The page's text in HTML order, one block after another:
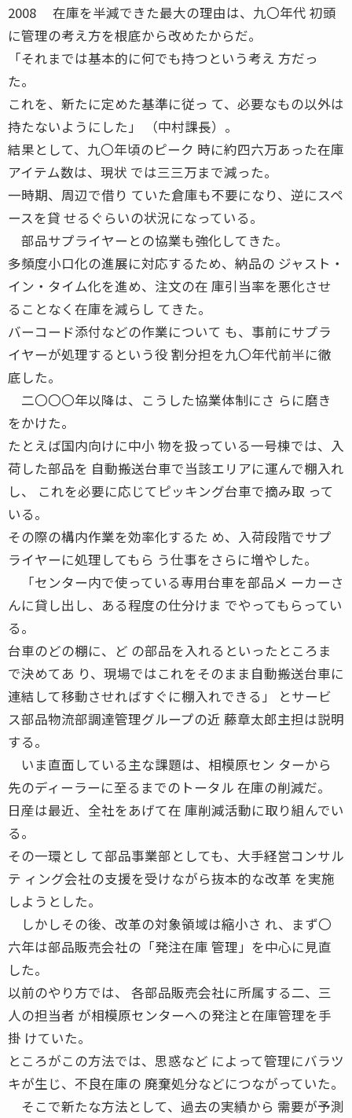
2008 在庫を半減できた最大の理由は、九〇年代 初頭
に管理の考え方を根底から改めたからだ。
「それまでは基本的に何でも持つという考え 方だっ
た。
これを、新たに定めた基準に従っ て、必要なもの以外は
持たないようにした」 （中村課長）。
結果として、九〇年頃のピーク 時に約四六万あった在庫
アイテム数は、現状 では三三万まで減った。
一時期、周辺で借り ていた倉庫も不要になり、逆にスペ
ースを貸 せるぐらいの状況になっている。
部品サプライヤーとの協業も強化してきた。
多頻度小口化の進展に対応するため、納品の ジャスト・
イン・タイム化を進め、注文の在 庫引当率を悪化させ
ることなく在庫を減らし てきた。
バーコード添付などの作業について も、事前にサプラ
イヤーが処理するという役 割分担を九〇年代前半に徹
底した。
二〇〇〇年以降は、こうした協業体制にさ らに磨き
をかけた。
たとえば国内向けに中小 物を扱っている一号棟では、入
荷した部品を 自動搬送台車で当該エリアに運んで棚入れ
し、 これを必要に応じてピッキング台車で摘み取 って
いる。
その際の構内作業を効率化するた め、入荷段階でサプ
ライヤーに処理してもら う仕事をさらに増やした。
「センター内で使っている専用台車を部品メ ーカーさ
んに貸し出し、ある程度の仕分けま でやってもらってい
る。
台車のどの棚に、ど の部品を入れるといったところま
で決めてあ り、現場ではこれをそのまま自動搬送台車に
連結して移動させればすぐに棚入れできる」 とサービ
ス部品物流部調達管理グループの近 藤章太郎主担は説明
する。
いま直面している主な課題は、相模原セン ターから
先のディーラーに至るまでのトータル 在庫の削減だ。
日産は最近、全社をあげて在 庫削減活動に取り組んでい
る。
その一環とし て部品事業部としても、大手経営コンサル
テ ィング会社の支援を受けながら抜本的な改革 を実施
しようとした。
しかしその後、改革の対象領域は縮小さ れ、まず〇
六年は部品販売会社の「発注在庫 管理」を中心に見直
した。
以前のやり方では、 各部品販売会社に所属する二、三
人の担当者 が相模原センターへの発注と在庫管理を手
掛 けていた。
ところがこの方法では、思惑など によって管理にバラツ
キが生じ、不良在庫の 廃棄処分などにつながっていた。
そこで新たな方法として、過去の実績から 需要が予測